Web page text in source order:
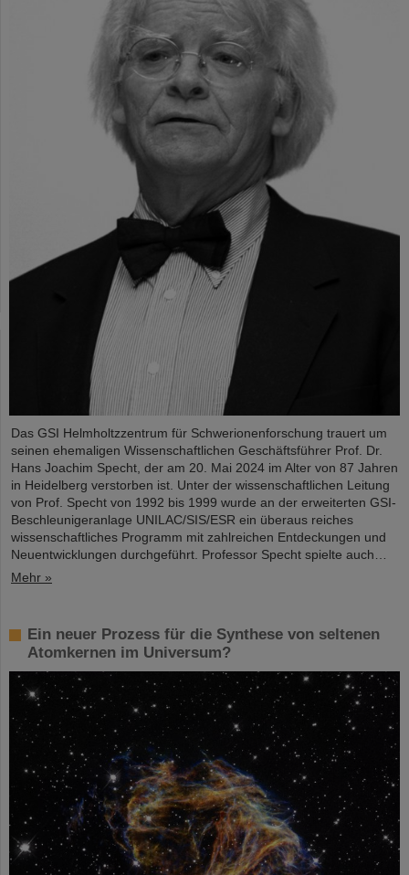
Das GSI Helmholtzzentrum für Schwerionenforschung trauert um
seinen ehemaligen Wissenschaftlichen Geschäftsführer Prof. Dr.
Hans Joachim Specht, der am 20. Mai 2024 im Alter von 87 Jahren
in Heidelberg verstorben ist. Unter der wissenschaftlichen Leitung
von Prof. Specht von 1992 bis 1999 wurde an der erweiterten GSI-
Beschleunigeranlage UNILAC/SIS/ESR ein überaus reiches
wissenschaftliches Programm mit zahlreichen Entdeckungen und
Neuentwicklungen durchgeführt. Professor Specht spielte auch…
Mehr »
Ein neuer Prozess für die Synthese von seltenen
Atomkernen im Universum?